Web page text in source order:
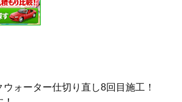
ウォーター仕切り直し8回目施工！